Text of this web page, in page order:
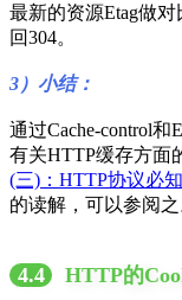
最新的资源Etag做
回304。
3）小结：
通过Cache-control
有关HTTP缓存方面
(三)：HTTP协议必
的读解，可以参阅之
4.4 HTTP的